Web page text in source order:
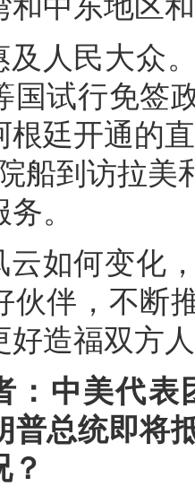
和中东地区
及人民大众
国试行免签
根廷开通的
船到访拉
。
云如何变化
伙伴，不断
好造福双方
：中美代表
普总统即将
？